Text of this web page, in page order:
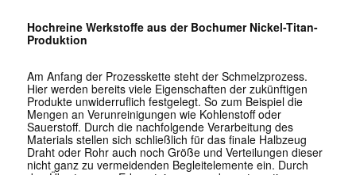
Hochreine Werkstoffe aus der Bochumer Nickel-Titan-
Produktion
Am Anfang der Prozesskette steht der Schmelzprozess.
Hier werden bereits viele Eigenschaften der zukünftigen
Produkte unwiderruflich festgelegt. So zum Beispiel die
Mengen an Verunreinigungen wie Kohlenstoff oder
Sauerstoff. Durch die nachfolgende Verarbeitung des
Materials stellen sich schließlich für das finale Halbzeug
Draht oder Rohr auch noch Größe und Verteilungen dieser
nicht ganz zu vermeidenden Begleitelemente ein. Durch